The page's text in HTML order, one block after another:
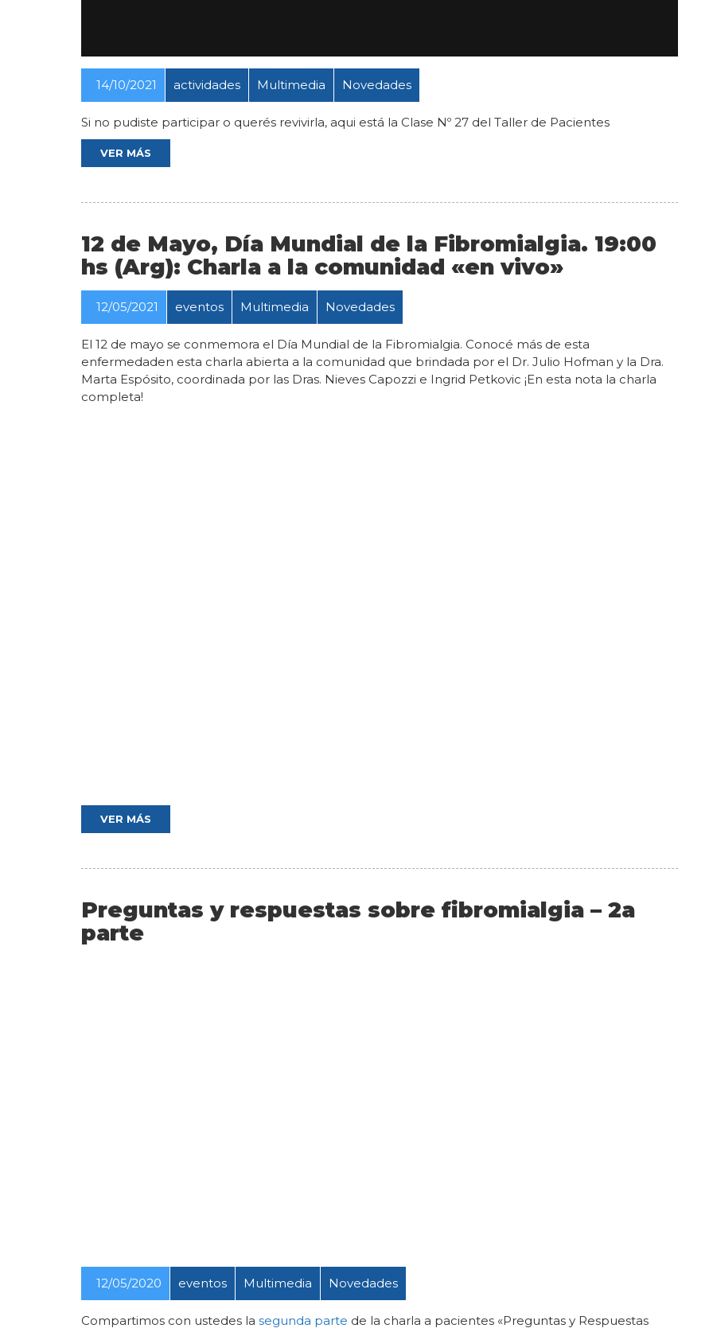
14/10/2021 actividades Multimedia Novedades
Si no pudiste participar o querés revivirla, aqui está la Clase Nº 27 del Taller de Pacientes
VER MÁS
12 de Mayo, Día Mundial de la Fibromialgia. 19:00
hs (Arg): Charla a la comunidad «en vivo»
12/05/2021 eventos Multimedia Novedades
El 12 de mayo se conmemora el Día Mundial de la Fibromialgia. Conocé más de esta
enfermedaden esta charla abierta a la comunidad que brindada por el Dr. Julio Hofman y la Dra.
Marta Espósito, coordinada por las Dras. Nieves Capozzi e Ingrid Petkovic ¡En esta nota la charla
completa!
VER MÁS
Preguntas y respuestas sobre fibromialgia – 2a
parte
12/05/2020 eventos Multimedia Novedades
Compartimos con ustedes la segunda parte de la charla a pacientes «Preguntas y Respuestas